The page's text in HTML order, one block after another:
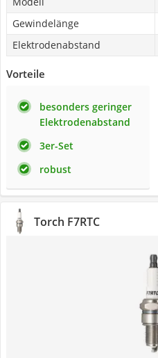
Gewindelänge
Elektrodenabstand
Vorteile
besonders geringer
Elektrodenabstand
3er-Set
robust
Torch F7RTC